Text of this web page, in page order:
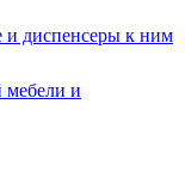
диспенсеры к ним
мебели и